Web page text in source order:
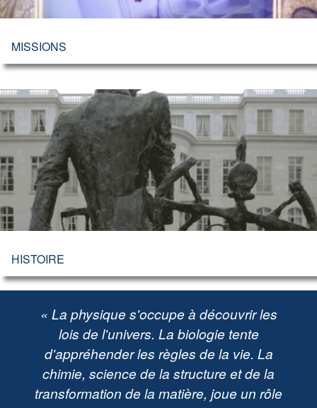
MISSIONS
HISTOIRE
« La physique s'occupe à découvrir les
lois de l'univers. La biologie tente
d'appréhender les règles de la vie. La
chimie, science de la structure et de la
transformation de la matière, joue un rôle